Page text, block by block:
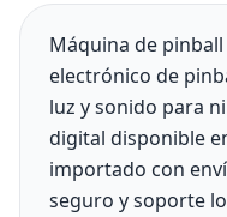
Máquina de
electrónico de
luz y sonido para
digital disponible
importado con
seguro y soporte